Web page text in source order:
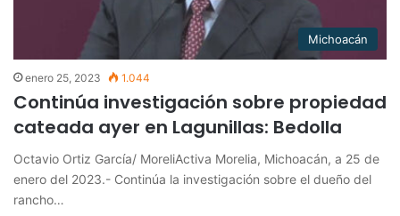
Michoacán
enero 25, 2023 1.044
Continúa investigación sobre propiedad
cateada ayer en Lagunillas: Bedolla
Octavio Ortiz García/ MoreliActiva Morelia, Michoacán, a 25 de
enero del 2023.- Continúa la investigación sobre el dueño del
rancho…